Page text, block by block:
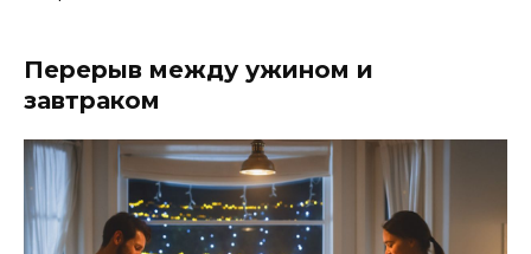
Перерыв между ужином и
завтраком